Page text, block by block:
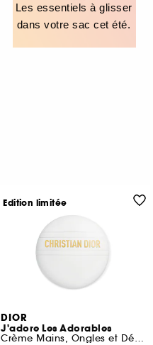
Les essentiels à glisser
dans votre sac cet été.
DIOR
J'adore Les Adorables
Crème Mains, Ongles et Décolleté
Edition limitée